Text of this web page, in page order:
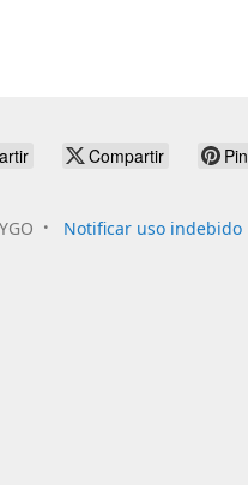
Compartir Pin
Notificar uso indebido